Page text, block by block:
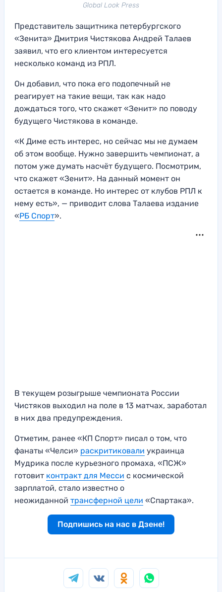
Global Look Press
Представитель защитника петербургского
«Зенита» Дмитрия Чистякова Андрей Талаев
заявил, что его клиентом интересуется
несколько команд из РПЛ.
Он добавил, что пока его подопечный не
реагирует на такие вещи, так как надо
дождаться того, что скажет «Зенит» по поводу
будущего Чистякова в команде.
«К Диме есть интерес, но сейчас мы не думаем
об этом вообще. Нужно завершить чемпионат, а
потом уже думать насчёт будущего. Посмотрим,
что скажет «Зенит». На данный момент он
остается в команде. Но интерес от клубов РПЛ к
нему есть», — приводит слова Талаева издание
«РБ Спорт».
В текущем розыгрыше чемпионата России
Чистяков выходил на поле в 13 матчах, заработал
в них два предупреждения.
Отметим, ранее «КП Спорт» писал о том, что
фанаты «Челси» раскритиковали украинца
Мудрика после курьезного промаха, «ПСЖ»
готовит контракт для Месси с космической
зарплатой, стало известно о
неожиданной трансферной цели «Спартака».
Подпишись на нас в Дзене!